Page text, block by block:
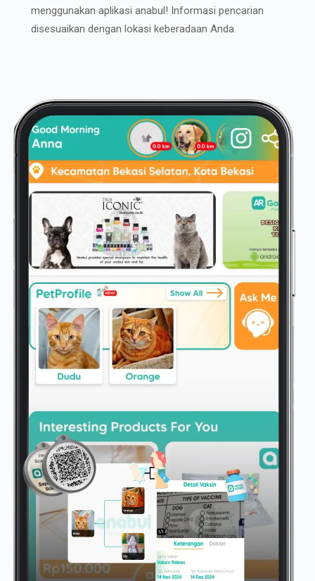
menggunakan aplikasi anabul! Informasi pencarian
disesuaikan dengan lokasi keberadaan Anda.